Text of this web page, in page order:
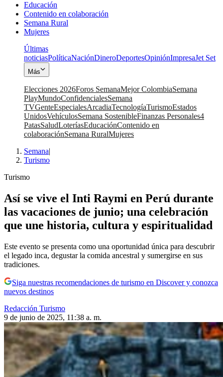
Educación
Contenido en colaboración
Semana Rural
Mujeres
Últimas
noticiasPolíticaNaciónDineroDeportesOpiniónImpresaJet Set
Más
Elecciones 2026Foros SemanaMejor ColombiaSemana
PlayMundoConfidencialesSemana
TVGenteEspecialesArcadiaTecnologíaTurismoEstados
UnidosVehículosSemana SostenibleFinanzas Personales4
PatasSaludLoteríasEducaciónContenido en
colaboraciónSemana RuralMujeres
Semana|
Turismo
Turismo
Así se vive el Inti Raymi en Perú durante
las vacaciones de junio; una celebración
que une historia, cultura y espiritualidad
Este evento se presenta como una oportunidad única para descubrir
el legado inca, degustar la comida ancestral y sumergirse en sus
tradiciones.
Siga nuestras recomendaciones de turismo en Discover y conozca
nuevos destinos
Redacción Turismo
9 de junio de 2025, 11:38 a. m.